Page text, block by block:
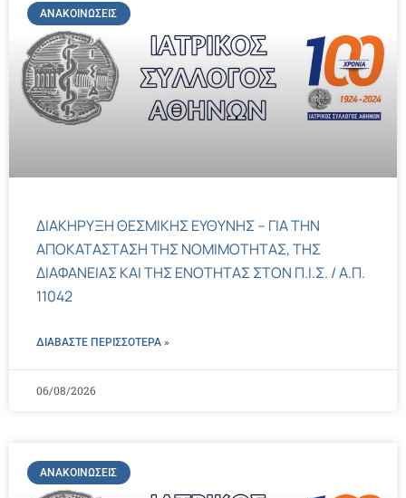
ΑΝΑΚΟΙΝΏΣΕΙΣ
ΔΙΑΚΗΡΥΞΗ ΘΕΣΜΙΚΗΣ ΕΥΘΥΝΗΣ – ΓΙΑ ΤΗΝ
ΑΠΟΚΑΤΑΣΤΑΣΗ ΤΗΣ ΝΟΜΙΜΟΤΗΤΑΣ, ΤΗΣ
ΔΙΑΦΑΝΕΙΑΣ ΚΑΙ ΤΗΣ ΕΝΟΤΗΤΑΣ ΣΤΟΝ Π.Ι.Σ. / Α.Π.
11042
ΔΙΑΒΑΣΤΕ ΠΕΡΙΣΣΌΤΕΡΑ »
06/08/2026
ΑΝΑΚΟΙΝΏΣΕΙΣ